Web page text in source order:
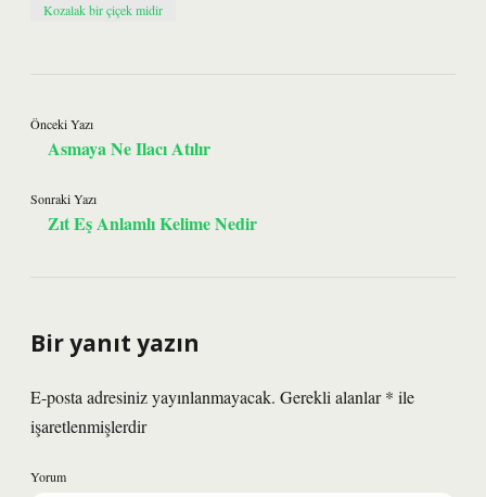
Kozalak bir çiçek midir
Önceki Yazı
Asmaya Ne Ilacı Atılır
Sonraki Yazı
Zıt Eş Anlamlı Kelime Nedir
Bir yanıt yazın
E-posta adresiniz yayınlanmayacak. Gerekli alanlar* ile
işaretlenmişlerdir
Yorum